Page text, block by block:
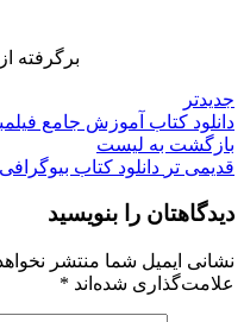
برگرفته
جدیدتر
دانلود کتاب آموزش جامع
بازگشت به لیست
قدیمی تر دانلود کتاب
دیدگاهتان را بنویسید
نشانی ایمیل شما منتشر
علامت‌گذاری شده‌اند *